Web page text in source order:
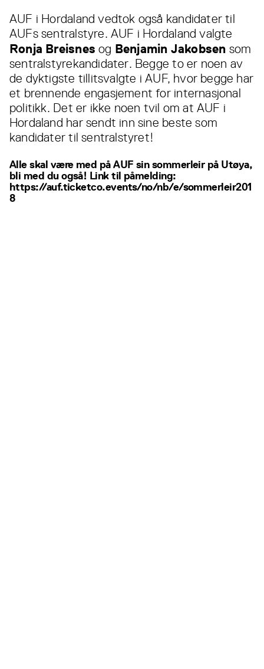
AUF i Hordaland vedtok også kandidater til
AUFs sentralstyre. AUF i Hordaland valgte
Ronja Breisnes og Benjamin Jakobsen som
sentralstyrekandidater. Begge to er noen av
de dyktigste tillitsvalgte i AUF, hvor begge har
et brennende engasjement for internasjonal
politikk. Det er ikke noen tvil om at AUF i
Hordaland har sendt inn sine beste som
kandidater til sentralstyret!
Alle skal være med på AUF sin sommerleir på Utøya,
bli med du også! Link til påmelding:
https://auf.ticketco.events/no/nb/e/sommerleir201
8